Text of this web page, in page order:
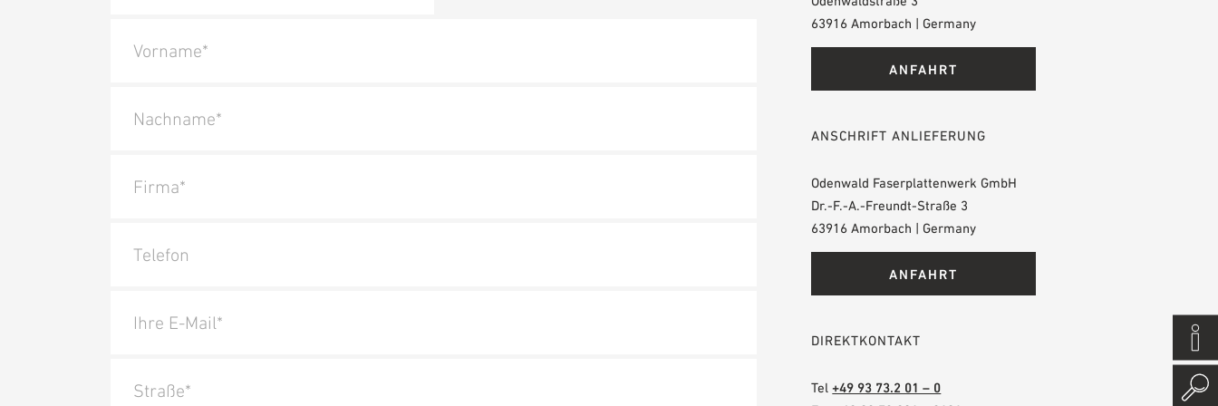
Vorname*
Nachname*
Firma*
Telefon
Ihre E-Mail*
Straße*
63916 Amorbach | Germany
ANFAHRT
ANSCHRIFT ANLIEFERUNG
Odenwald Faserplattenwerk GmbH
Dr.-F.-A.-Freundt-Straße 3
63916 Amorbach | Germany
ANFAHRT
DIREKTKONTAKT
Tel+49 93 73.2 01 – 0